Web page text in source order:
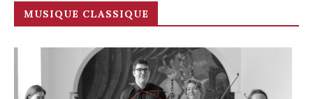
MUSIQUE CLASSIQUE